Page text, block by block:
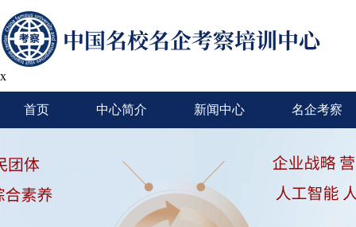
x
首页 中心简介 新闻中心 名企考察